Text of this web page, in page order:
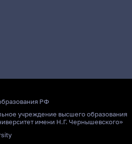
РФ
учреждение высшего образования
имени Н.Г. Чернышевского»